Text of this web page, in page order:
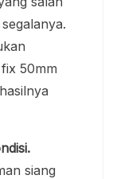
50mm
siang